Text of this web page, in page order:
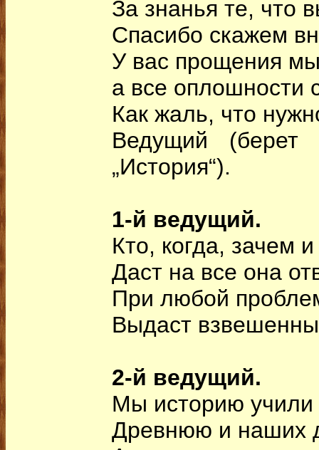
За знанья те, что
Спасибо скажем
У вас прощения
а все оплошности
Как жаль, что
Ведущий (берет
„История“).
1-й ведущий.
Кто, когда, зачем
Даст на все она
При любой
Выдаст
2-й ведущий.
Мы историю
Древнюю и наших